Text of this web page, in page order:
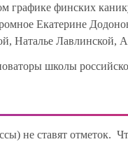
графике финских
Екатерине
Наталье Лавлинской,
школы
не ставят отметок.